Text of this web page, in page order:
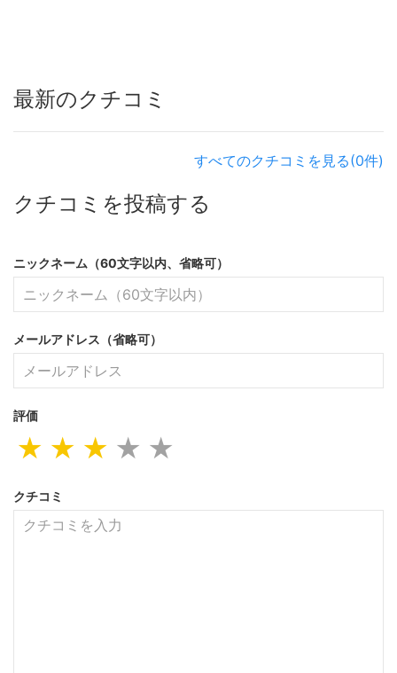
最新のクチコミ
すべてのクチコミを見る(0件)
クチコミを投稿する
ニックネーム（60文字以内、省略可）
メールアドレス（省略可）
評価
★
★
★
★
★
クチコミ